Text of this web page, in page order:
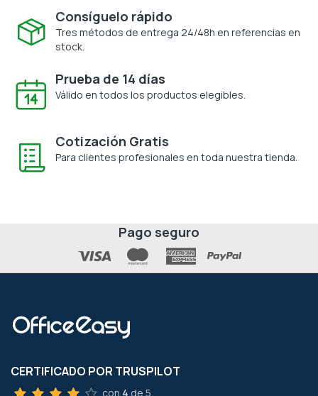
Consíguelo rápido
Tres métodos de entrega 24/48h en referencias en
stock.
Prueba de 14 días
Válido en todos los productos elegibles.
Cotización Gratis
Para clientes profesionales en toda nuestra tienda.
Pago seguro
CERTIFICADO POR TRUSPILOT
con 4 de 5